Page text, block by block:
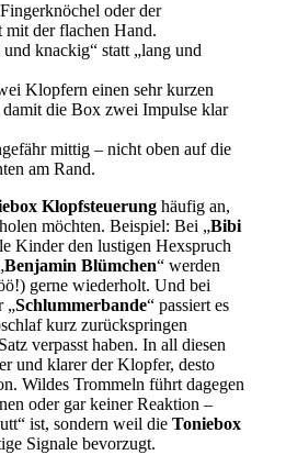
oder der
mit der flachen Hand.
knackig“ statt „lang und
Klopfern einen sehr kurzen
die Box zwei Impulse klar
mittig – nicht oben auf die
am Rand.
Klopfsteuerung häufig an,
möchten. Beispiel: Bei „Bibi
Kinder den lustigen Hexspruch
Benjamin Blümchen“ werden
gerne wiederholt. Und bei
„Schlummerbande“ passiert es
kurz zurückspringen
verpasst haben. In all diesen
und klarer der Klopfer, desto
Wildes Trommeln führt dagegen
oder gar keiner Reaktion –
ist, sondern weil die Toniebox
Signale bevorzugt.